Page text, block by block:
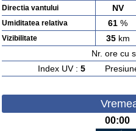
Directia vantului NV
Umiditatea relativa 61 %
Vizibilitate 35km
Nr. ore cu
Index UV : 5Presiunea
00:00